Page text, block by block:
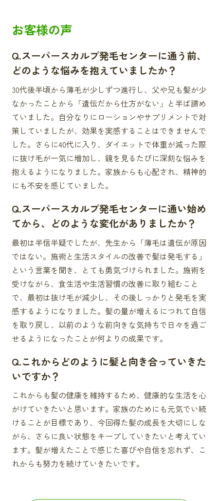
お客様の声
Q.スーパースカルプ発毛センターに通う前、
どのような悩みを抱えていましたか？
30代後半頃から薄毛が少しずつ進行し、父や兄も髪が少
なかったことから「遺伝だから仕方がない」と半ば諦め
ていました。自分なりにローションやサプリメントで対
策していましたが、効果を実感することはできませんで
した。さらに40代に入り、ダイエットで体重が減った際
に抜け毛が一気に増加し、鏡を見るたびに深刻な悩みを
抱えるようになりました。家族からも心配され、精神的
にも不安を感じていました。
Q.スーパースカルプ発毛センターに通い始め
てから、どのような変化がありましたか？
最初は半信半疑でしたが、先生から「薄毛は遺伝が原因
ではない。施術と生活スタイルの改善で髪は発毛する」
という言葉を聞き、とても勇気づけられました。施術を
受けながら、食生活や生活習慣の改善に取り組むこと
で、最初は抜け毛が減少し、その後しっかりと発毛を実
感するようになりました。髪の量が増えるにつれて自信
を取り戻し、以前のような前向きな気持ちで日々を過ご
せるようになったことが何よりの成果です。
Q.これからどのように髪と向き合っていきた
いですか？
これからも髪の健康を維持するため、健康的な生活を心
がけていきたいと思います。家族のためにも元気でい続
けることが目標であり、今回得た髪の成長を大切にしな
がら、さらに良い状態をキープしていきたいと考えてい
ます。髪が増えたことで感じた喜びや自信を忘れず、こ
れからも努力を続けていきたいです。